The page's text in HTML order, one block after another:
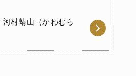
村蜻山（かわむら